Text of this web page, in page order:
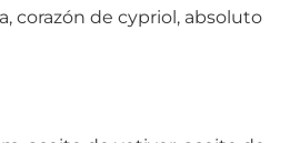
corazón de cypriol, absoluto